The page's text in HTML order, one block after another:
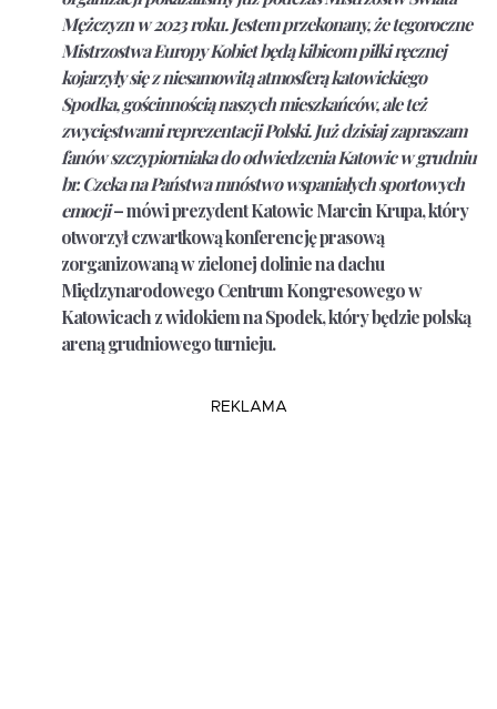
Mężczyzn w 2023 roku. Jestem przekonany, że tegoroczne
Mistrzostwa Europy Kobiet będą kibicom piłki ręcznej
kojarzyły się z niesamowitą atmosferą katowickiego
Spodka, gościnnością naszych mieszkańców, ale też
zwycięstwami reprezentacji Polski. Już dzisiaj zapraszam
fanów szczypiorniaka do odwiedzenia Katowic w grudniu
br. Czeka na Państwa mnóstwo wspaniałych sportowych
emocji– mówi prezydent KatowicMarcin Krupa, który
otworzył czwartkową konferencję prasową
zorganizowaną w zielonej dolinie na dachu
Międzynarodowego Centrum Kongresowego w
Katowicach z widokiem na Spodek, który będzie polską
areną grudniowego turnieju.
REKLAMA